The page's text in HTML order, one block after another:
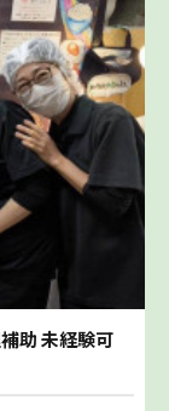
助 未経験可